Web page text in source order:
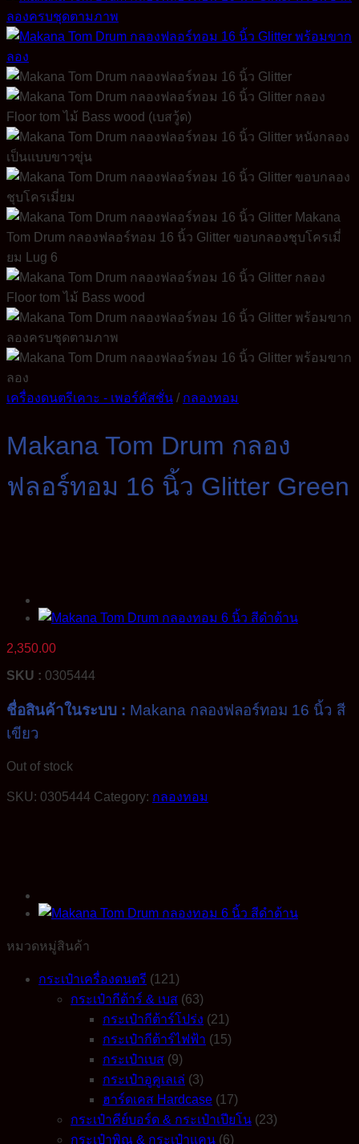
เครื่องดนตรีเคาะ - เพอร์คัสชั่น / กลองทอม
Makana Tom Drum กลอง
ฟลอร์ทอม 16 นิ้ว Glitter Green
2,350.00
SKU : 0305444
ชื่อสินค้าในระบบ : Makana กลองฟลอร์ทอม 16 นิ้ว สี
เขียว
Out of stock
SKU: 0305444 Category: กลองทอม
หมวดหมู่สินค้า
กระเป๋าเครื่องดนตรี (121)
กระเป๋ากีต้าร์ & เบส (63)
กระเป๋ากีต้าร์โปร่ง (21)
กระเป๋ากีต้าร์ไฟฟ้า (15)
กระเป๋าเบส (9)
กระเป๋าอูคูเลเล่ (3)
ฮาร์ดเคส Hardcase (17)
กระเป๋าคีย์บอร์ด & กระเป๋าเปียโน (23)
กระเป๋าพิณ & กระเป๋าแคน (6)